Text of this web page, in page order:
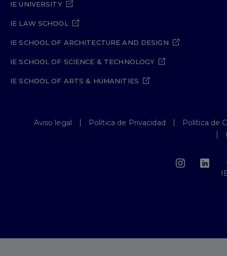
IE UNIVERSITY
IE LAW SCHOOL
IE SCHOOL OF ARCHITECTURE AND DESIGN
IE SCHOOL OF SCIENCE & TECHNOLOGY
IE SCHOOL OF ARTS & HUMANITIES
Aviso legal Política de Privacidad
Política de